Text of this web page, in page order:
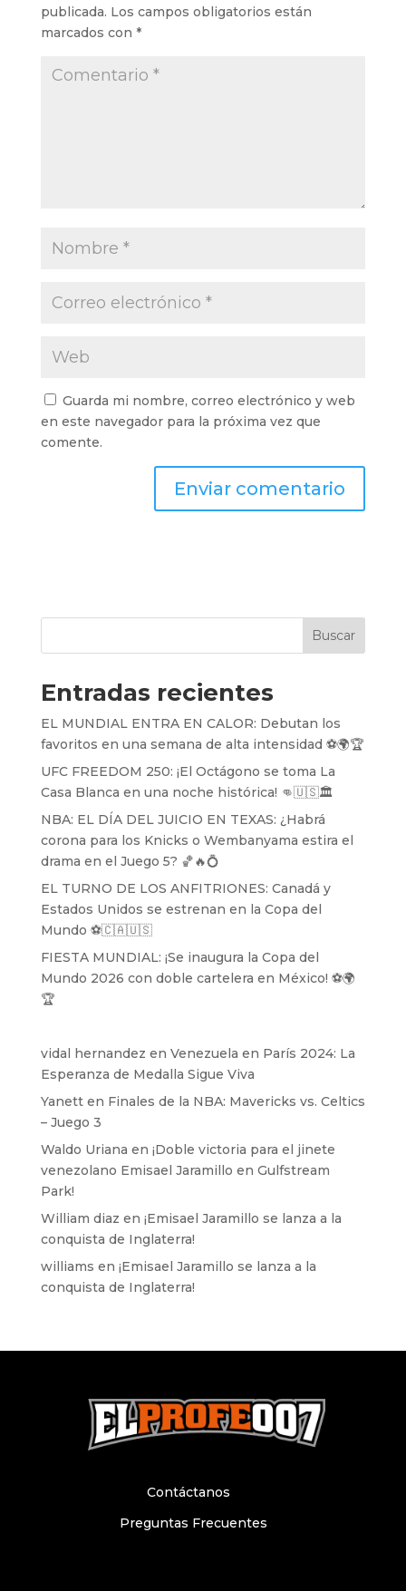
publicada. Los campos obligatorios están
marcados con *
Guarda mi nombre, correo electrónico y web
en este navegador para la próxima vez que
comente.
Buscar
Entradas recientes
EL MUNDIAL ENTRA EN CALOR: Debutan los
favoritos en una semana de alta intensidad ⚽️🌍🏆
UFC FREEDOM 250: ¡El Octágono se toma La
Casa Blanca en una noche histórica! 👊🇺🇸🏛️
NBA: EL DÍA DEL JUICIO EN TEXAS: ¿Habrá
corona para los Knicks o Wembanyama estira el
drama en el Juego 5? 🏀🔥💍
EL TURNO DE LOS ANFITRIONES: Canadá y
Estados Unidos se estrenan en la Copa del
Mundo ⚽️🇨🇦🇺🇸
FIESTA MUNDIAL: ¡Se inaugura la Copa del
Mundo 2026 con doble cartelera en México! ⚽️🌍
🏆
vidal hernandez en Venezuela en París 2024: La
Esperanza de Medalla Sigue Viva
Yanetten Finales de la NBA: Mavericks vs. Celtics
– Juego 3
Waldo Uriana en ¡Doble victoria para el jinete
venezolano Emisael Jaramillo en Gulfstream
Park!
William diaz en ¡Emisael Jaramillo se lanza a la
conquista de Inglaterra!
williams en ¡Emisael Jaramillo se lanza a la
conquista de Inglaterra!
Preguntas Frecuentes
Contáctanos